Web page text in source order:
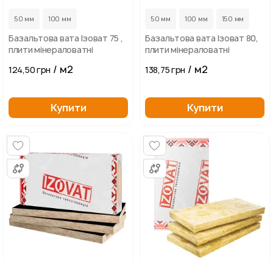
50 мм 100 мм
Базальтова вата Ізоват 75 ,
плити мінераловатні
124,50 грн / м2
Купити
50 мм 100 мм 150 мм
Базальтова вата Ізоват 80,
плити мінераловатні
138,75 грн / м2
Купити